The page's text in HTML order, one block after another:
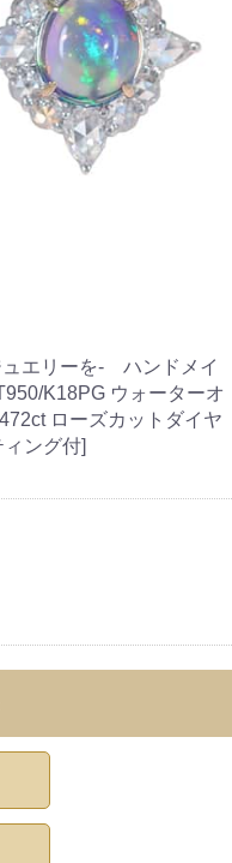
ュエリーを- ハンドメイ
K18PG ウォーターオ
ローズカットダイヤ
ング付]